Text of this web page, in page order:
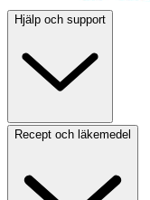
Hjälp och support
Recept och läkemedel